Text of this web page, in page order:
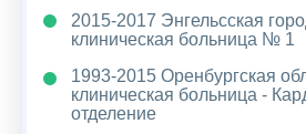
2015-2017 Энгельсская
клиническая больница № 1
1993-2015 Оренбургская
клиническая больница -
отделение